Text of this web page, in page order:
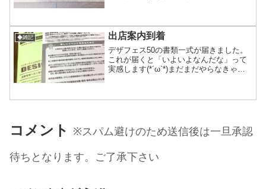
使うには数本...
◆雑記 出店案内到着
デザフェス50の書類一式が届きました。
これが届くと「いよいよなんだな」って
実感します(*´ω`*)まだまだやらなきゃい
になればいいな。織り以外に終わってな
コメント ※スパム避けのため送信後は一旦承認
待ちとなります。ご了承下さい